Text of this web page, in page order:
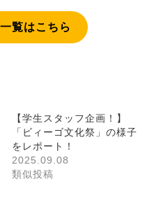
覧はこちら
【学生スタッフ企画！】
「ビィーゴ文化祭」の様子
をレポート！
2025.09.08
類似投稿